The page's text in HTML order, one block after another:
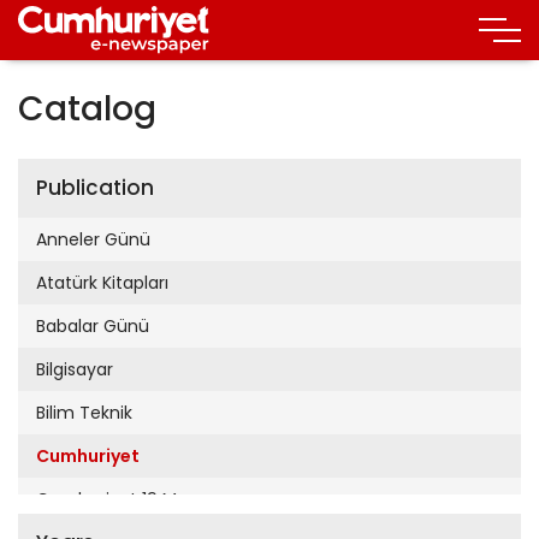
Catalog
Publication
Anneler Günü
Atatürk Kitapları
Babalar Günü
Bilgisayar
Bilim Teknik
Cumhuriyet
Cumhuriyet 19 Mayıs